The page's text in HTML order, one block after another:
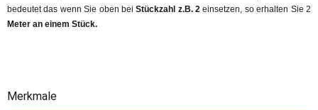
bedeutet das wenn Sie oben beiStückzahl z.B. 2 einsetzen, so erhalten Sie 2
Meter an einem Stück.
Merkmale